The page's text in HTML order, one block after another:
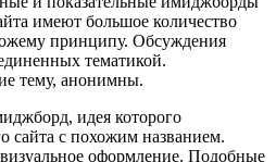
имеют большое количество
принципу. Обсуждения
тематикой.
тему, анонимны.
идея которого
сайта с похожим названием.
оформление. Подобные